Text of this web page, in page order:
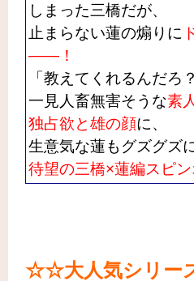
しまった三橋だが、
止まらない蓮の煽りに
――！
「教えてくれるんだろ
一見人畜無害そうな素
独占欲と雄の顔に、
生意気な蓮もグズグズ
待望の三橋×蓮編スピン
☆☆大人気シリー